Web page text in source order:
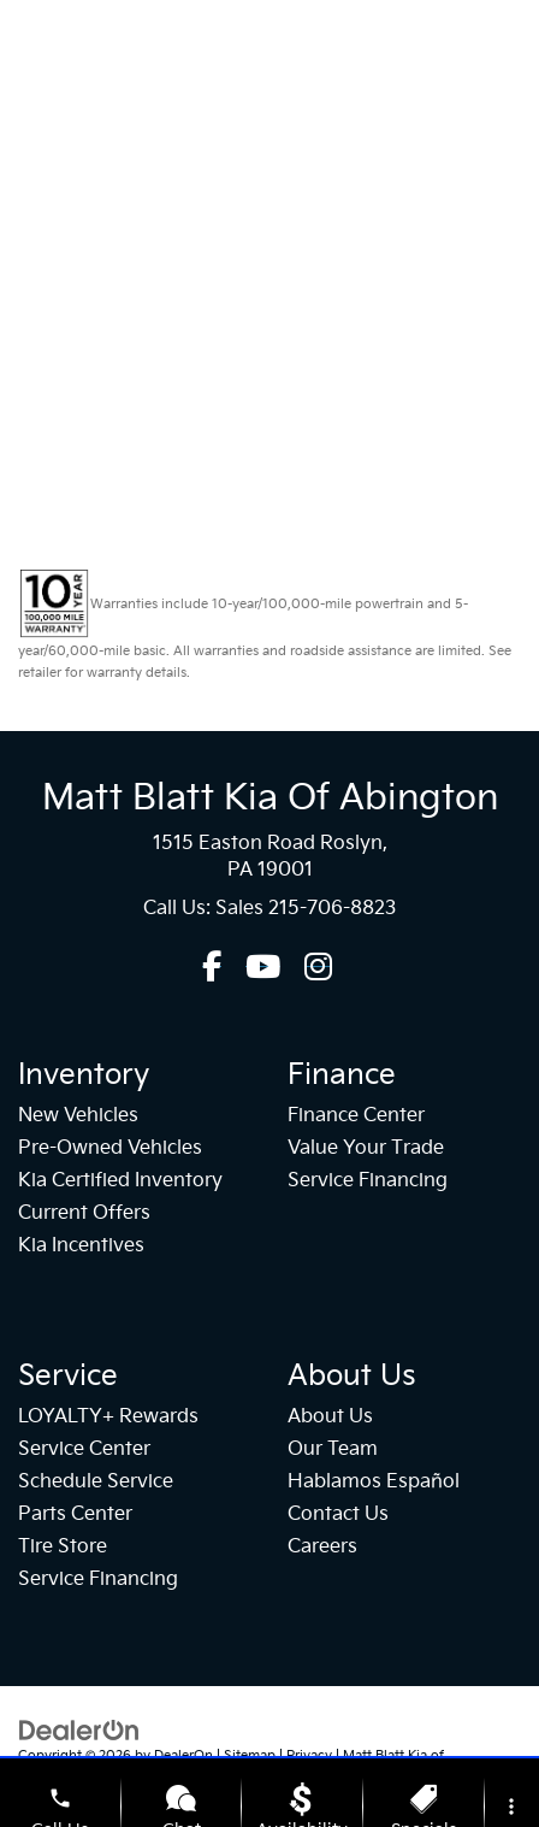
Warranties include 10-year/100,000-mile powertrain and 5-
year/60,000-mile basic. All warranties and roadside assistance are limited. See
retailer for warranty details.
Matt Blatt Kia Of Abington
1515 Easton Road Roslyn,
PA 19001
Call Us: Sales 215-706-8823
Inventory
New Vehicles
Pre-Owned Vehicles
Kia Certified Inventory
Current Offers
Kia Incentives
Finance
Finance Center
Value Your Trade
Service Financing
Service
LOYALTY+ Rewards
Service Center
Schedule Service
Parts Center
Tire Store
Service Financing
About Us
About Us
Our Team
Hablamos Español
Contact Us
Careers
Copyright © 2026byDealerOn|Sitemap|Privacy| Matt Blatt Kia of
1515 Easton Road, Roslyn, | Sales:
+1
215-337-4024
www.kia.com
phone more_vert